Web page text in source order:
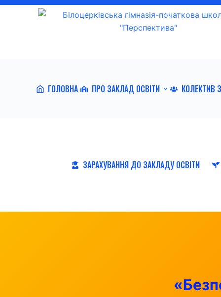
ГОЛОВНА ПРО ЗАКЛАД ОСВІТИ КОЛЕКТИВ
ЗАРАХУВАННЯ ДО ЗАКЛАДУ ОСВІТИ